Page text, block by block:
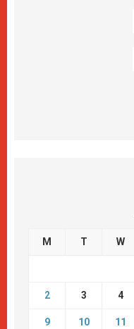
M T W
2 3 4
9 10 11